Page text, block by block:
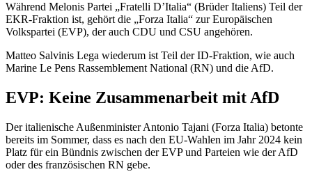
Während Melonis Partei „Fratelli D’Italia“ (Brüder Italiens) Teil der
EKR-Fraktion ist, gehört die „Forza Italia“ zur Europäischen
Volkspartei (EVP), der auch CDU und CSU angehören.
Matteo Salvinis Lega wiederum ist Teil der ID-Fraktion, wie auch
Marine Le Pens Rassemblement National (RN) und die AfD.
EVP: Keine Zusammenarbeit mit AfD
Der italienische Außenminister Antonio Tajani (Forza Italia) betonte
bereits im Sommer, dass es nach den EU-Wahlen im Jahr 2024 kein
Platz für ein Bündnis zwischen der EVP und Parteien wie der AfD
oder des französischen RN gebe.